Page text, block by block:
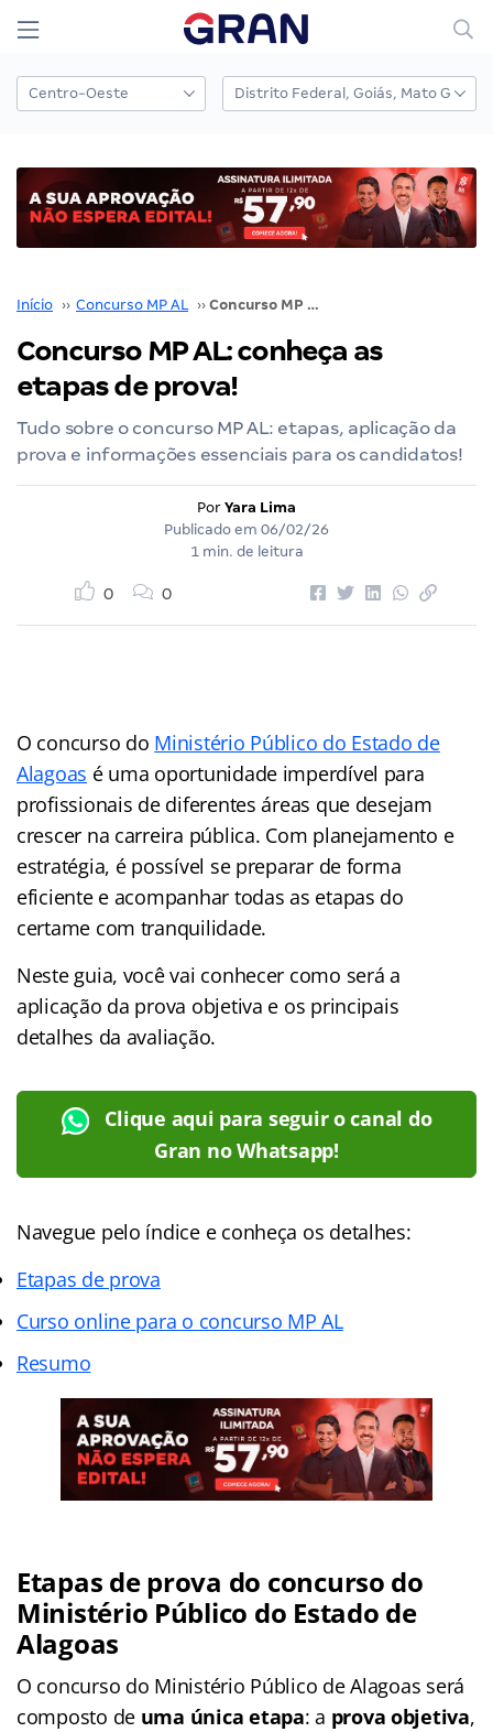
Início ›› Concurso MP AL ›› Concurso MP AL: conheça as etapas de prova!
Concurso MP AL: conheça as
etapas de prova!
Tudo sobre o concurso MP AL: etapas, aplicação da
prova e informações essenciais para os candidatos!
Por Yara Lima
Publicado em 06/02/26
1 min. de leitura
0 0
O concurso do Ministério Público do Estado de
Alagoas é uma oportunidade imperdível para
profissionais de diferentes áreas que desejam
crescer na carreira pública. Com planejamento e
estratégia, é possível se preparar de forma
eficiente e acompanhar todas as etapas do
certame com tranquilidade.
Neste guia, você vai conhecer como será a
aplicação da prova objetiva e os principais
detalhes da avaliação.
Clique aqui para seguir o canal do
Gran no Whatsapp!
Navegue pelo índice e conheça os detalhes:
Etapas de prova
Curso online para o concurso MP AL
Resumo
Etapas de prova do concurso do
Ministério Público do Estado de
Alagoas
O concurso do Ministério Público de Alagoas será
composto de uma única etapa: a prova objetiva,